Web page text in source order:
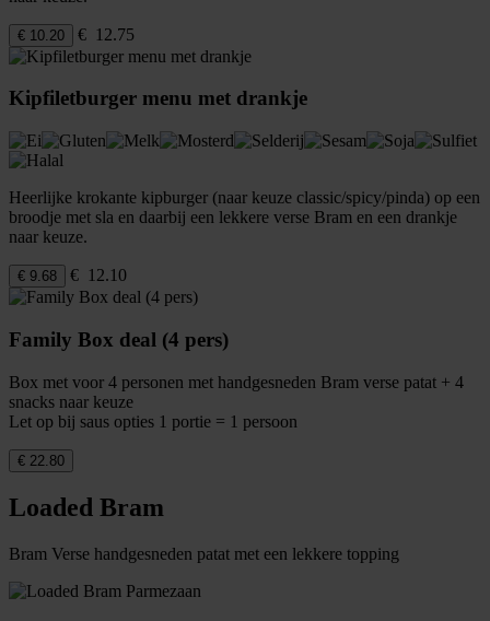
€ 10.20 € 12.75
Kipfiletburger menu met drankje
Heerlijke krokante kipburger (naar keuze classic/spicy/pinda) op een
broodje met sla en daarbij een lekkere verse Bram en een drankje
naar keuze.
€ 9.68 € 12.10
Family Box deal (4 pers)
Box met voor 4 personen met handgesneden Bram verse patat + 4
snacks naar keuze
Let op bij saus opties 1 portie = 1 persoon
€ 22.80
Loaded Bram
Bram Verse handgesneden patat met een lekkere topping